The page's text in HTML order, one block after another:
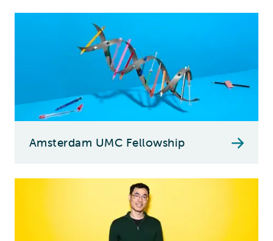
Amsterdam UMC Fellowship